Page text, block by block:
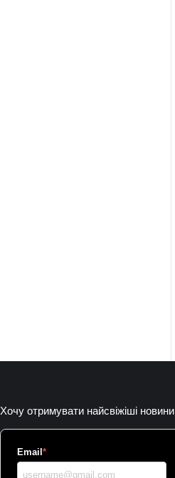
Хочу отримувати найсвіжіші новини
Email*